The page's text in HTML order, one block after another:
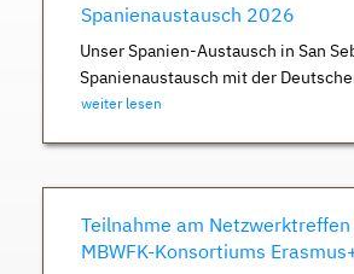
Spanienaustausch 2026
Unser Spanien-Austausch in San
Spanienaustausch mit der
weiter lesen
Teilnahme am Netzwerktreffen
MBWFK-Konsortiums